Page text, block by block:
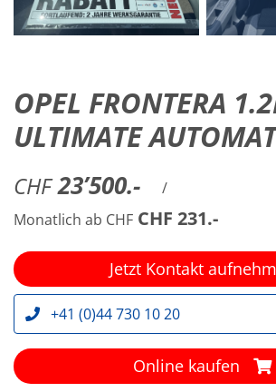
OPEL FRONTERA
ULTIMATE
CHF 23’500.-
/
Monatlich ab CHF CHF 231.-
Jetzt Kontakt
+41 (0)44 730 10 20
Online kaufen